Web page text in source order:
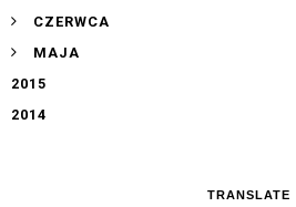
► CZERWCA
► MAJA
2015
2014
TRANSLATE